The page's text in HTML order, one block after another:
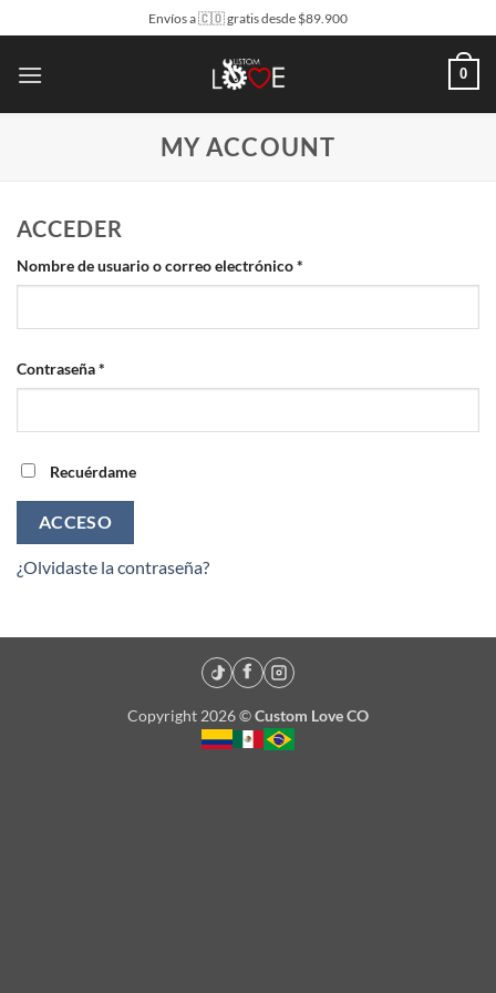
al
contenido
Envíos a 🇨🇴 gratis desde $89.900
0
MY ACCOUNT
ACCEDER
Nombre de usuario o correo electrónico*
Contraseña*
Recuérdame
ACCESO
¿Olvidaste la contraseña?
Copyright 2026 ©Custom Love CO